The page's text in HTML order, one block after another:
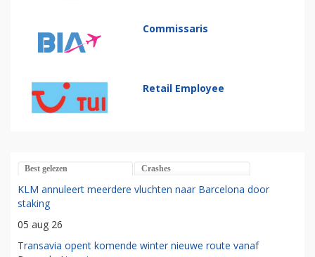
Commissaris
Retail Employee
Best gelezen Crashes
KLM annuleert meerdere vluchten naar Barcelona door
staking
05 aug 26
Transavia opent komende winter nieuwe route vanaf